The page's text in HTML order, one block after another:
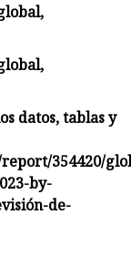
datos, tablas y
354420/
by-
de-